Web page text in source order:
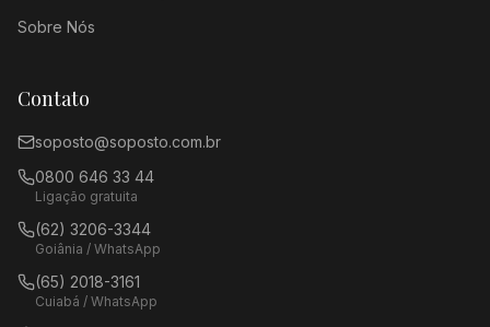
Sobre Nós
Contato
soposto@soposto.com.br
0800 646 33 44
Ligação gratuita
(62) 3206-3344
Goiânia / WhatsApp
(65) 2018-3161
Cuiabá / WhatsApp